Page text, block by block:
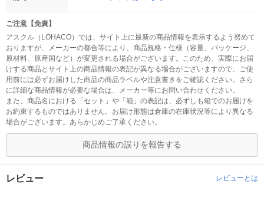
ご注意【免責】
アスクル（LOHACO）では、サイト上に最新の商品情報を表示するよう努めて
おりますが、メーカーの都合等により、商品規格・仕様（容量、パッケージ、
原材料、原産国など）が変更される場合がございます。このため、実際にお届
けする商品とサイト上の商品情報の表記が異なる場合がございますので、ご使
用前には必ずお届けした商品の商品ラベルや注意書きをご確認ください。さら
に詳細な商品情報が必要な場合は、メーカー等にお問い合わせください。
また、商品名における「セット」や「箱」の表記は、必ずしも箱でのお届けを
お約束するものではありません。お届け形態は倉庫の在庫状況等により異なる
場合がございます。あらかじめご了承ください。
商品情報の誤りを報告する
レビュー レビューとは